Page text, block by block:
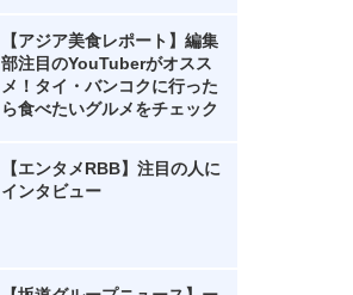
【アジア美食レポート】編集
部注目のYouTuberがオスス
メ！タイ・バンコクに行った
ら食べたいグルメをチェック
【エンタメRBB】注目の人に
インタビュー